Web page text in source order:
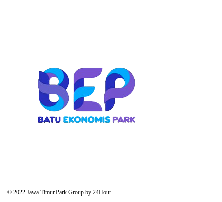
© 2022 Jawa Timur Park Group by 24Hour